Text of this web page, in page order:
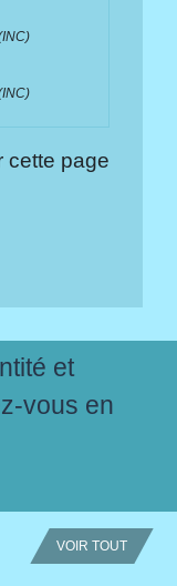
cette page
et
vous en
VOIR TOUT